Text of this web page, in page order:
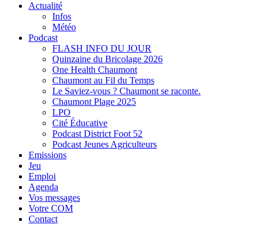
Actualité
Infos
Météo
Podcast
FLASH INFO DU JOUR
Quinzaine du Bricolage 2026
One Health Chaumont
Chaumont au Fil du Temps
Le Saviez-vous ? Chaumont se raconte.
Chaumont Plage 2025
LPO
Cité Éducative
Podcast District Foot 52
Podcast Jeunes Agriculteurs
Emissions
Jeu
Emploi
Agenda
Vos messages
Votre COM
Contact